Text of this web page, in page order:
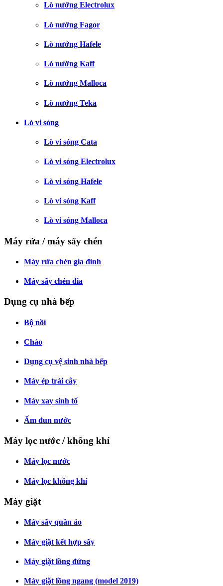
Lò nướng Electrolux
Lò nướng Fagor
Lò nướng Hafele
Lò nướng Kaff
Lò nướng Malloca
Lò nướng Teka
Lò vi sóng
Lò vi sóng Cata
Lò vi sóng Electrolux
Lò vi sóng Hafele
Lò vi sóng Kaff
Lò vi sóng Malloca
Máy rửa / máy sấy chén
Máy rửa chén gia đình
Máy sấy chén đĩa
Dụng cụ nhà bếp
Bộ nồi
Chảo
Dụng cụ vệ sinh nhà bếp
Máy ép trái cây
Máy xay sinh tố
Ấm đun nước
Máy lọc nước / không khí
Máy lọc nước
Máy lọc không khí
Máy giặt
Máy sấy quần áo
Máy giặt kết hợp sấy
Máy giặt lồng đứng
Máy giặt lồng ngang (model 2019)